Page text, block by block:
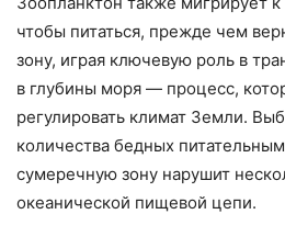
чтобы питаться, прежде чем
зону, играя ключевую роль в
в глубины моря — процесс,
регулировать климат Земли.
количества бедных
сумеречную зону нарушит
океанической пищевой цепи.